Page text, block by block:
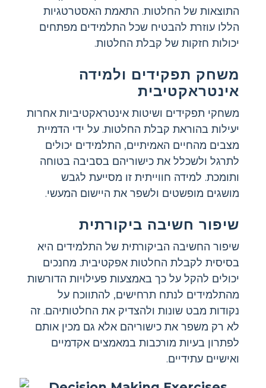
התוצאות של החלטות. התאמת האסטרטגיות
הללו עוזרת להבטיח שכל התלמידים מפתחים
יכולות חזקות של קבלת החלטות.
משחק תפקידים ולמידה
אינטראקטיבית
משחקי תפקידים ושיטות אינטראקטיביות אחרות
יעילות בהוראת קבלת החלטות. על ידי הדמיית
מצבים מהחיים האמיתיים, התלמידים יכולים
לתרגל ולשכלל את כישוריהם בסביבה בטוחה
ותומכת. למידה חווייתית זו מסייעת לגבש
מושגים מופשטים ולשפר את היישום המעשי.
שיפור חשיבה ביקורתית
שיפור החשיבה הביקורתית של התלמידים היא
בסיסית לקבלת החלטות אפקטיבית. מחנכים
יכולים להקל על כך באמצעות פעילויות הדורשות
מהתלמידים לנתח תרחישים, להתווכח על
נקודות מבט שונות ולהצדיק את החלטותיהם. זה
לא רק משפר את כישוריהם אלא גם מכין אותם
לפתרון בעיות מורכבות במאמצים אקדמיים
ואישיים עתידיים.